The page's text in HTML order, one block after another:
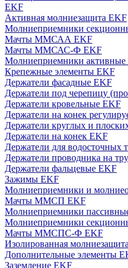
EKF
Активная молниезащита EKF
Молниеприемники
Мачты ММСАА EKF
Мачты ММСАС-Ф EKF
Молниеприемники активные
Крепежные элементы EKF
Держатели фасадные EKF
Держатели под черепицу
Держатели кровельные EKF
Держатели на конек
Держатели круглых и
Держатели на конек EKF
Держатели для водосточных
Держатели проводника на
Держатели фальцевые EKF
Зажимы EKF
Молниеприемники и
Мачты ММСП EKF
Молниеприемники
Молниеприемники
Мачты ММСПС-Ф EKF
Изолированная
Дополнительные элементы
Заземление EKF